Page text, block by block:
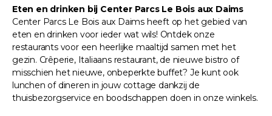
Eten en drinken bij Center Parcs Le Bois aux Daims
Center Parcs Le Bois aux Daims heeft op het gebied van
eten en drinken voor ieder wat wils! Ontdek onze
restaurants voor een heerlijke maaltijd samen met het
gezin. Crêperie, Italiaans restaurant, de nieuwe bistro of
misschien het nieuwe, onbeperkte buffet? Je kunt ook
lunchen of dineren in jouw cottage dankzij de
thuisbezorgservice en boodschappen doen in onze winkels.